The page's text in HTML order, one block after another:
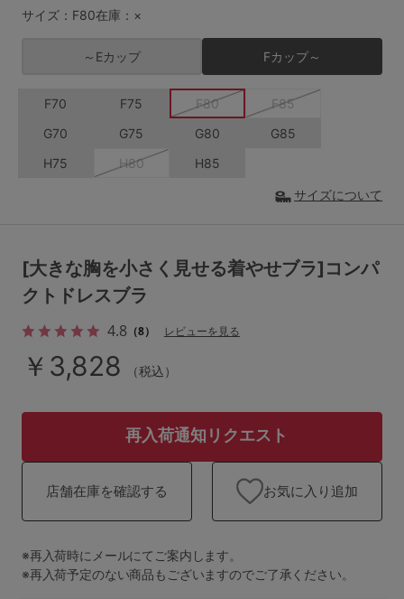
L LL
S-CD
M-AB M-EF
L-AB L-EF
4,000円～
その他から探す
新着アイテム
ランキング
[大きな胸を小さく見せる着やせブラ]コンパ
クトドレスブラ
4.8（8） レビューを見る
￥3,828 （税込）
サイズ：F80在庫：×
～Eカップ Fカップ～
F70 F75 F80
F85
G70
G75 G80
G85
H75
H80 H85
サイズについて
再入荷通知リクエスト
店舗在庫を確認する お気に入り追加
※再入荷時にメールにてご案内します。
※再入荷予定のない商品もございますのでご了承ください。